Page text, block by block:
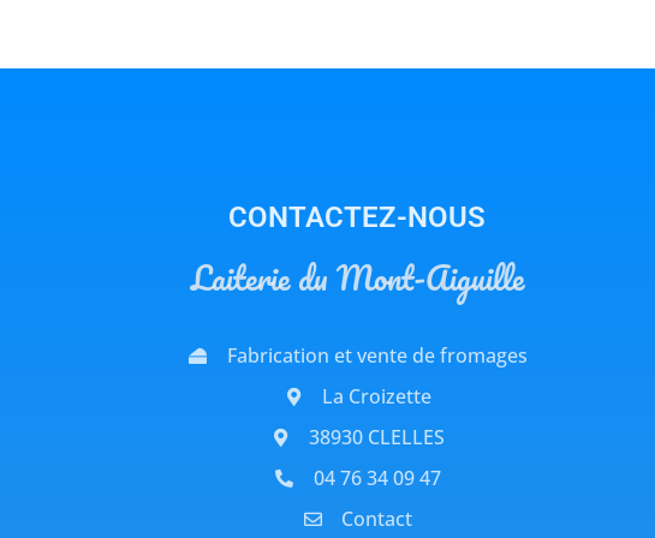
CONTACTEZ-NOUS
Laiterie du Mont-Aiguille
Fabrication et vente de fromages
La Croizette
38930 CLELLES
04 76 34 09 47
Contact